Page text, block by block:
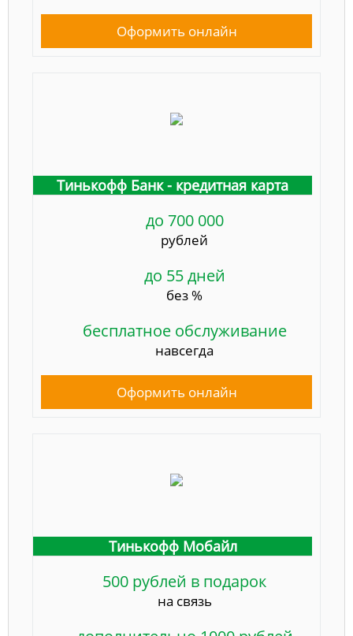
Оформить онлайн
Тинькофф Банк - кредитная карта
до 700 000
рублей
до 55 дней
без %
бесплатное обслуживание
навсегда
Оформить онлайн
Тинькофф Мобайл
500 рублей в подарок
на связь